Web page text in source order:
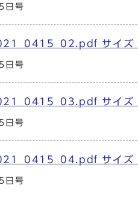
日号
サイ
日号
サイ
日号
サイ
日号